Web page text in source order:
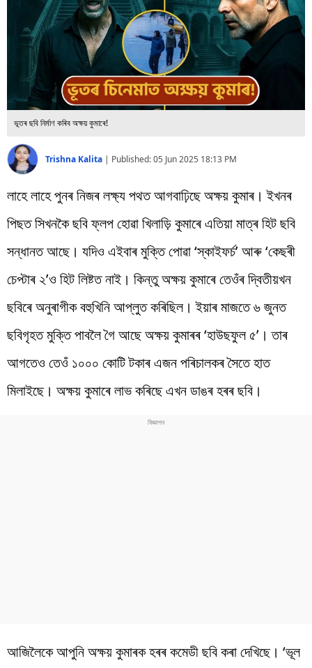
Videos
ভূতৰ ছবি নিৰ্মাণ কৰিব অক্ষয় কুমাৰে!
Trishna Kalita | Published:05 Jun 2025 18:13 PM
লাহে লাহে পুনৰ নিজৰ লক্ষ্য পথত আগবাঢ়িছে অক্ষয় কুমাৰ। ইখনৰ
পিছত সিখনকৈ ছবি ফ্লপ হোৱা খিলাড়ি কুমাৰে এতিয়া মাত্ৰ হিট ছবি
সন্ধানত আছে। যদিও এইবাৰ মুক্তি পোৱা ‘স্কাইফৰ্চ’ আৰু ‘কেছৰী
চেপ্টাৰ ২’ও হিট লিষ্টত নাই। কিন্তু অক্ষয় কুমাৰে তেওঁৰ দ্বিতীয়খন
ছবিৰে অনুৰাগীক বহুখিনি আপ্লুত কৰিছিল। ইয়াৰ মাজতে ৬ জুনত
ছবিগৃহত মুক্তি পাবলৈ গৈ আছে অক্ষয় কুমাৰৰ ‘হাউছফুল ৫’। তাৰ
আগতেও তেওঁ ১০০০ কোটি টকাৰ এজন পৰিচালকৰ সৈতে হাত
মিলাইছে। অক্ষয় কুমাৰে লাভ কৰিছে এখন ডাঙৰ হৰৰ ছবি।
আজিলৈকে আপুনি অক্ষয় কুমাৰক হৰৰ কমেডী ছবি কৰা দেখিছে। ‘ভূল